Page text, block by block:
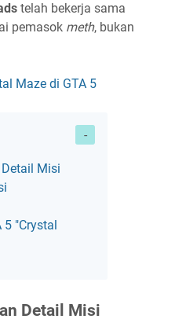
telah bekerja sama
pemasok meth, bukan
Misi
5 "Crystal
Detail Misi